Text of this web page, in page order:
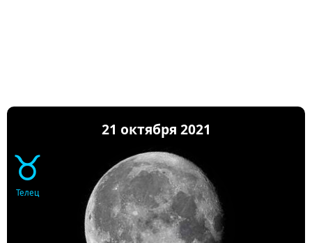
21 октября 2021
♉
Телец